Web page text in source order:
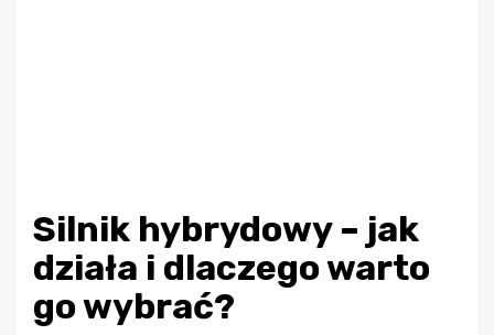
Silnik hybrydowy – jak
działa i dlaczego warto
go wybrać?